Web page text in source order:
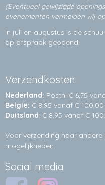
(Eventueel gewijzigde
evenementen vermelden wij
In juli en augustus is de
op afspraak geopend!
Verzendkosten
Nederland: Postnl € 6,75
België: € 8,95 vanaf €
Duitsland: € 8,95 vanaf €
Voor verzending naar
mogelijkheden.
Social media